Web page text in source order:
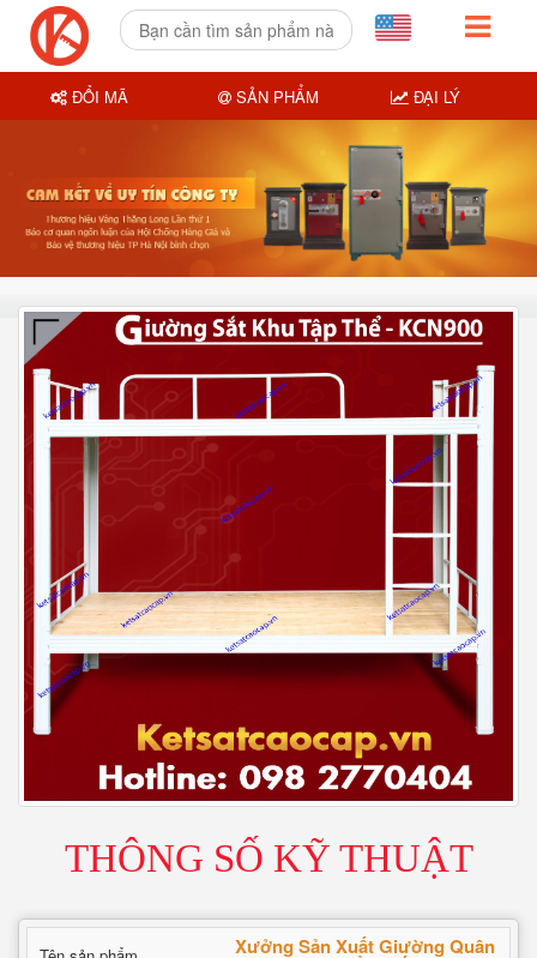
THÔNG SỐ KỸ THUẬT
Xưởng Sản Xuất Giường Quân
ĐỔI MÃ SẢN PHẨM ĐẠI LÝ